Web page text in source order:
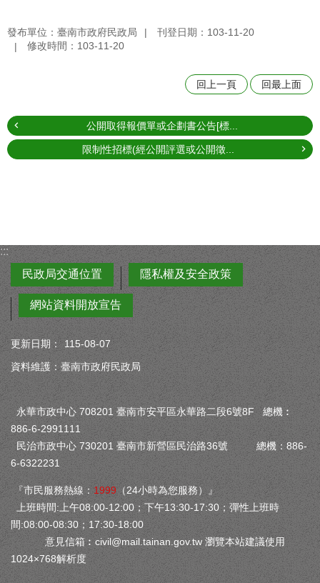
發布單位：臺南市政府民政局
刊登日期：103-11-20
修改時間：103-11-20
回上一頁 回最上面
公開取得報價單或企劃書公告[標...
限制性招標(經公開評選或公開徵...
:::
民政局交通位置
隱私權及安全政策
網站資料開放宣告
更新日期：
115-08-07
資料維護：臺南市政府民政局
永華市政中心 708201 臺南市安平區永華路二段6號8F 總機︰
886-6-2991111
民治市政中心 730201 臺南市新營區民治路36號 總機：886-
6-6322231
『市民服務熱線： 1999 （24小時為您服務）』
上班時間:上午08:00-12:00；下午13:30-17:30；彈性上班時
間:08:00-08:30；17:30-18:00
意見信箱︰ civil@mail.tainan.gov.tw 瀏覽本站建議使用
1024×768解析度